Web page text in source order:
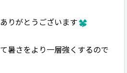
りがとうございます
暑さをより一層強くするので